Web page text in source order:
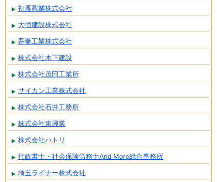
初雁興業株式会社
大恒建設株式会社
吾妻工業株式会社
株式会社木下建設
株式会社茂田工業所
サイカン工業株式会社
株式会社石井工務所
株式会社東興業
株式会社ハトリ
行政書士・社会保険労務士And More総合事務所
埼玉ライナー株式会社